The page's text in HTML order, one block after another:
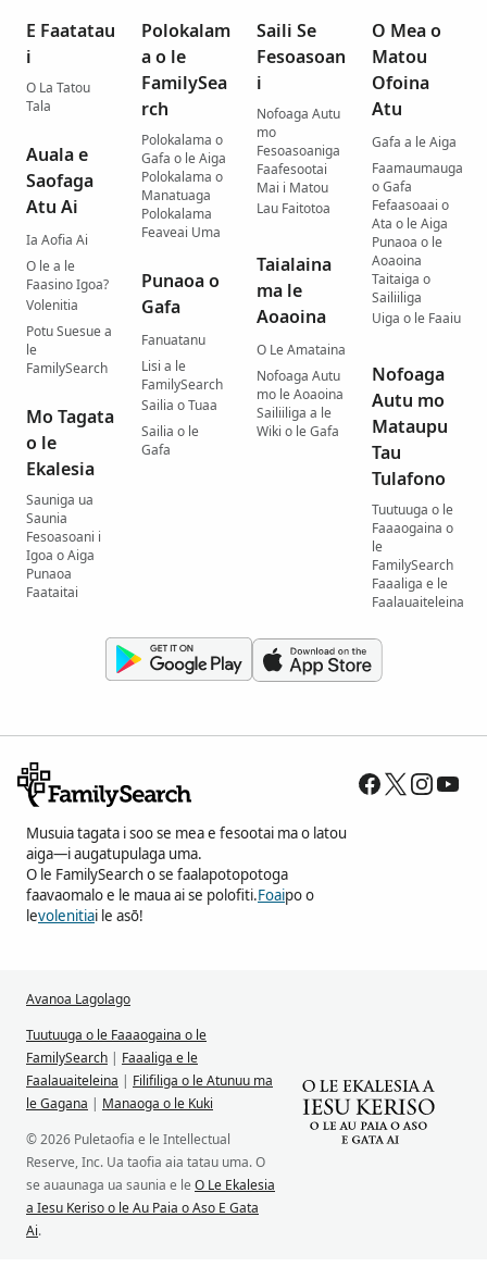
E Faatatau
i
O La Tatou
Tala
Auala e
Saofaga
Atu Ai
Ia Aofia Ai
O le a le
Faasino Igoa?
Volenitia
Potu Suesue a
le
FamilySearch
Mo Tagata
o le
Ekalesia
Sauniga ua
Saunia
Fesoasoani i
Igoa o Aiga
Punaoa
Faataitai
Polokalam
a o le
FamilySea
rch
Polokalama o
Gafa o le Aiga
Polokalama o
Manatuaga
Polokalama
Feaveai Uma
Punaoa o
Gafa
Fanuatanu
Lisi a le
FamilySearch
Sailia o Tuaa
Sailia o le
Gafa
Saili Se
Fesoasoan
i
Nofoaga Autu
mo
Fesoasoaniga
Faafesootai
Mai i Matou
Lau Faitotoa
Taialaina
ma le
Aoaoina
O Le Amataina
Nofoaga Autu
mo le Aoaoina
Sailiiliga a le
Wiki o le Gafa
O Mea o
Matou
Ofoina
Atu
Gafa a le Aiga
Faamaumauga
o Gafa
Fefaasoaai o
Ata o le Aiga
Punaoa o le
Aoaoina
Taitaiga o
Sailiiliga
Uiga o le Faaiu
Nofoaga
Autu mo
Mataupu
Tau
Tulafono
Tuutuuga o le
Faaaogaina o
le
FamilySearch
Faaaliga e le
Faalauaiteleina
Musuia tagata i soo se mea e fesootai ma o latou
aiga—i augatupulaga uma.
O le FamilySearch o se faalapotopotoga
faavaomalo e le maua ai se polofiti.Foaipo o
levolenitiai le asō!
Avanoa Lagolago
Tuutuuga o le Faaaogaina o le
FamilySearch | Faaaliga e le
Faalauaiteleina | Filifiliga o le Atunuu ma
le Gagana | Manaoga o le Kuki
© 2026 Puletaofia e le Intellectual
Reserve, Inc. Ua taofia aia tatau uma. O
se auaunaga ua saunia e le O Le Ekalesia
a Iesu Keriso o le Au Paia o Aso E Gata
Ai.